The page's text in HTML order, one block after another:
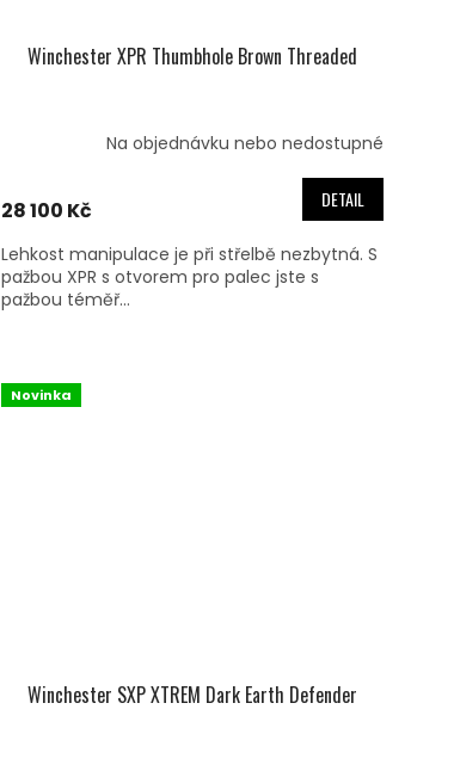
Winchester XPR Thumbhole Brown Threaded
Na objednávku nebo nedostupné
28 100 Kč DETAIL
Lehkost manipulace je při střelbě nezbytná. S
pažbou XPR s otvorem pro palec jste s
pažbou téměř...
Novinka
Winchester SXP XTREM Dark Earth Defender